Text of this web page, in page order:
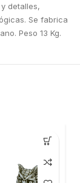
detalles,
Se fabrica
Peso 13 Kg.